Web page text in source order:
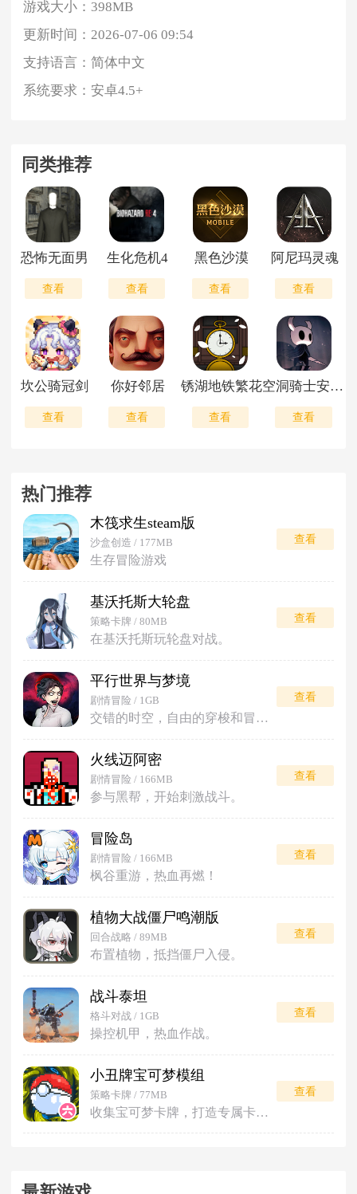
游戏大小： 398MB
更新时间：2026-07-06 09:54
支持语言：简体中文
系统要求：安卓4.5+
同类推荐
恐怖无面男
查看
生化危机4
查看
黑色沙漠
查看
阿尼玛灵魂
查看
坎公骑冠剑
查看
你好邻居
查看
锈湖地铁繁花
查看
空洞骑士安卓移植版
查看
热门推荐
木筏求生steam版
沙盒创造 / 177MB
生存冒险游戏
查看
基沃托斯大轮盘
策略卡牌 / 80MB
在基沃托斯玩轮盘对战。
查看
平行世界与梦境
剧情冒险 / 1GB
交错的时空，自由的穿梭和冒险。
查看
火线迈阿密
剧情冒险 / 166MB
参与黑帮，开始刺激战斗。
查看
冒险岛
剧情冒险 / 166MB
枫谷重游，热血再燃！
查看
植物大战僵尸鸣潮版
回合战略 / 89MB
布置植物，抵挡僵尸入侵。
查看
战斗泰坦
格斗对战 / 1GB
操控机甲，热血作战。
查看
小丑牌宝可梦模组
策略卡牌 / 77MB
收集宝可梦卡牌，打造专属卡组对战。
查看